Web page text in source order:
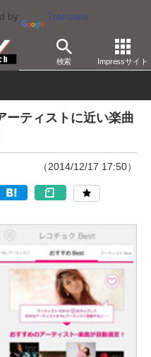
by Translate
検索 Impressサイト
音楽配信
ーティストに近い楽曲
（2014/12/17 17:50）